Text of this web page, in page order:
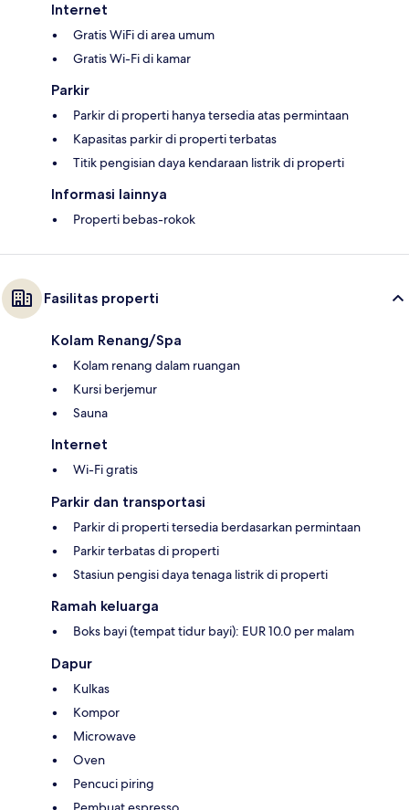
Internet
Gratis WiFi di area umum
Gratis Wi-Fi di kamar
Parkir
Parkir di properti hanya tersedia atas permintaan
Kapasitas parkir di properti terbatas
Titik pengisian daya kendaraan listrik di properti
Informasi lainnya
Properti bebas-rokok
Fasilitas properti
Kolam Renang/Spa
Kolam renang dalam ruangan
Kursi berjemur
Sauna
Internet
Wi-Fi gratis
Parkir dan transportasi
Parkir di properti tersedia berdasarkan permintaan
Parkir terbatas di properti
Stasiun pengisi daya tenaga listrik di properti
Ramah keluarga
Boks bayi (tempat tidur bayi): EUR 10.0 per malam
Dapur
Kulkas
Kompor
Microwave
Oven
Pencuci piring